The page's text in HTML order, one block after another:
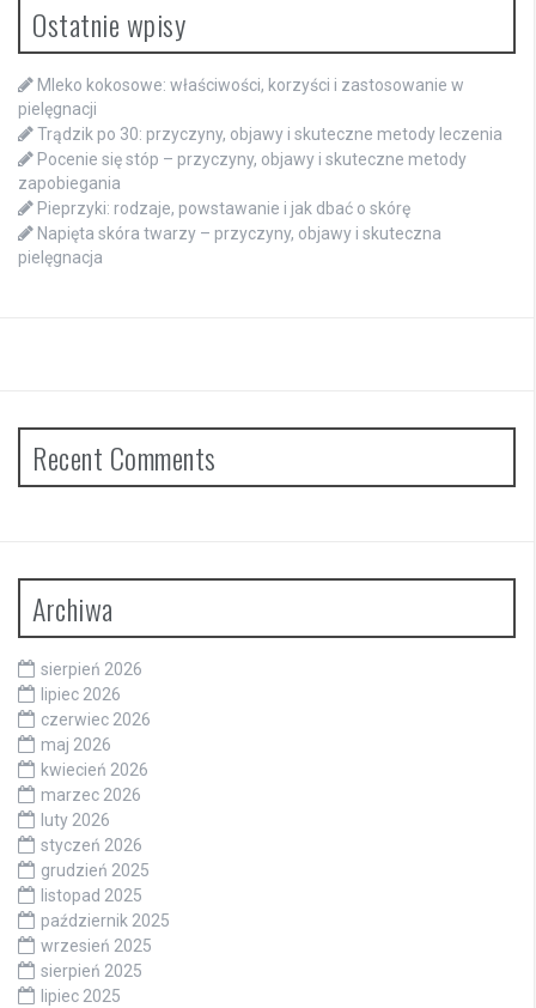
Ostatnie wpisy
Mleko kokosowe: właściwości, korzyści i zastosowanie w
pielęgnacji
Trądzik po 30: przyczyny, objawy i skuteczne metody leczenia
Pocenie się stóp – przyczyny, objawy i skuteczne metody
zapobiegania
Pieprzyki: rodzaje, powstawanie i jak dbać o skórę
Napięta skóra twarzy – przyczyny, objawy i skuteczna
pielęgnacja
Recent Comments
Archiwa
sierpień 2026
lipiec 2026
czerwiec 2026
maj 2026
kwiecień 2026
marzec 2026
luty 2026
styczeń 2026
grudzień 2025
listopad 2025
październik 2025
wrzesień 2025
sierpień 2025
lipiec 2025